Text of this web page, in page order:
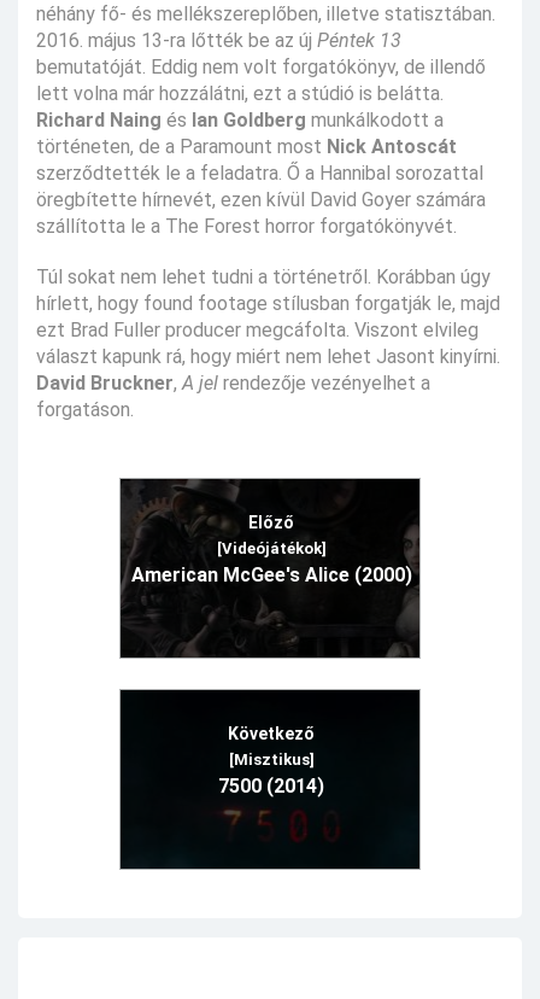
néhány fő- és mellékszereplőben, illetve statisztában.
2016. május 13-ra lőtték be az új Péntek 13
bemutatóját. Eddig nem volt forgatókönyv, de illendő
lett volna már hozzálátni, ezt a stúdió is belátta.
Richard Naing és Ian Goldberg munkálkodott a
történeten, de a Paramount most Nick Antoscát
szerződtették le a feladatra. Ő a Hannibal sorozattal
öregbítette hírnevét, ezen kívül David Goyer számára
szállította le a The Forest horror forgatókönyvét.
Túl sokat nem lehet tudni a történetről. Korábban úgy
hírlett, hogy found footage stílusban forgatják le, majd
ezt Brad Fuller producer megcáfolta. Viszont elvileg
választ kapunk rá, hogy miért nem lehet Jasont kinyírni.
David Bruckner, A jel rendezője vezényelhet a
forgatáson.
Előző
[Videójátékok]
American McGee's Alice (2000)
Következő
[Misztikus]
7500 (2014)